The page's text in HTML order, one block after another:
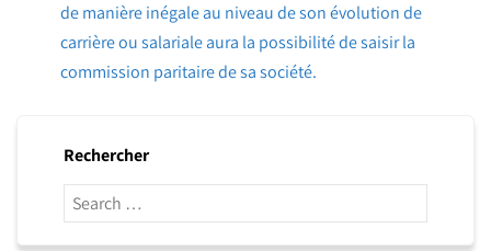
de manière inégale au niveau de son évolution de
carrière ou salariale aura la possibilité de saisir la
commission paritaire de sa société.
Rechercher